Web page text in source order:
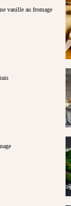
vanille au fromage